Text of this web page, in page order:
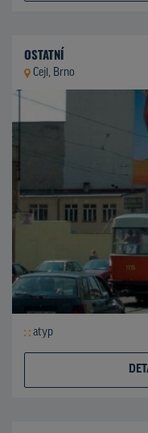
OSTATNÍ
Cejl, Brno
atyp